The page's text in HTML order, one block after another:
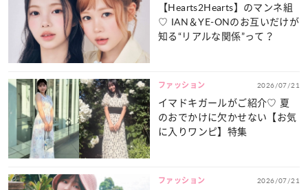
【Hearts2Hearts】のマンネ組
♡ IAN＆YE-ONのお互いだけが
知る“リアルな関係”って？
ファッション 2026/07/21
イマドキガールがご紹介♡ 夏
のおでかけに欠かせない【お気
に入りワンピ】特集
ファッション 2026/07/21